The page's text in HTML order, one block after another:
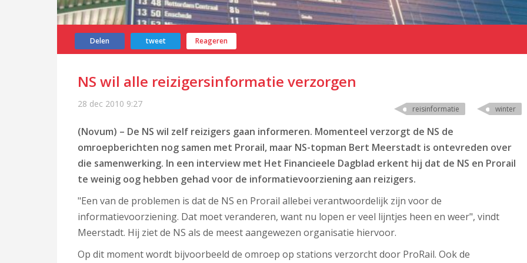
Delen tweet Reageren
NS wil alle reizigersinformatie verzorgen
28 dec 2010 9:27 reisinformatie winter
(Novum) – De NS wil zelf reizigers gaan informeren. Momenteel verzorgt de NS de
omroepberichten nog samen met Prorail, maar NS-topman Bert Meerstadt is ontevreden over
die samenwerking. In een interview met Het Financieele Dagblad erkent hij dat de NS en Prorail
te weinig oog hebben gehad voor de informatievoorziening aan reizigers.
"Een van de problemen is dat de NS en Prorail allebei verantwoordelijk zijn voor de
informatievoorziening. Dat moet veranderen, want nu lopen er veel lijntjes heen en weer", vindt
Meerstadt. Hij ziet de NS als de meest aangewezen organisatie hiervoor.
Op dit moment wordt bijvoorbeeld de omroep op stations verzorcht door ProRail. Ook de